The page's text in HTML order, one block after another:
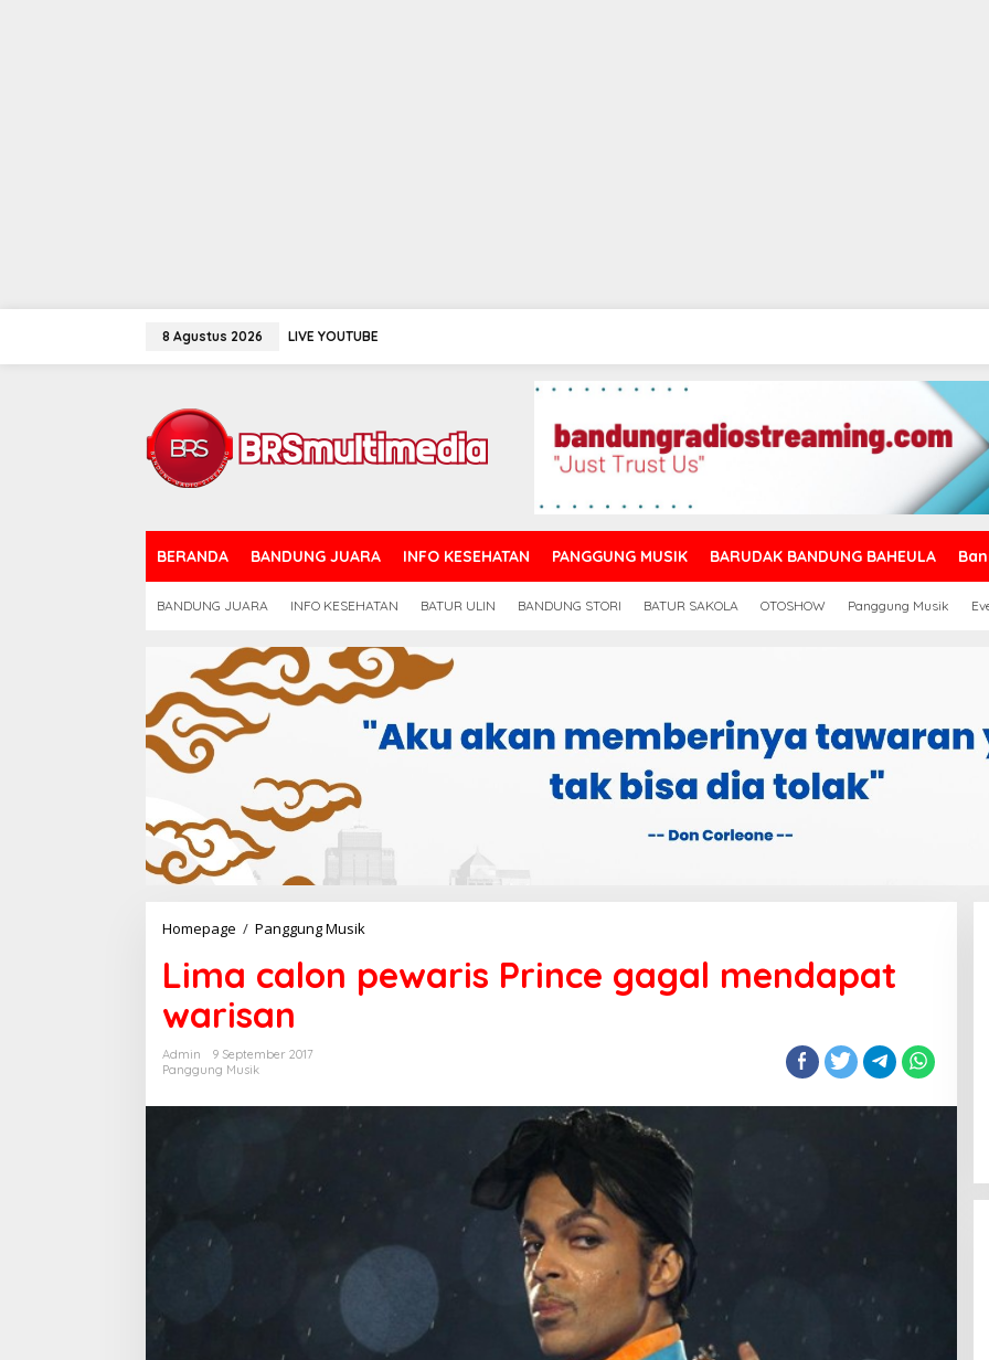
8 Agustus 2026 LIVE YOUTUBE
BERANDA BANDUNG JUARA INFO KESEHATAN PANGGUNG MUSIK BARUDAK BANDUNG BAHEULA
BANDUNG JUARA INFO KESEHATAN BATUR ULIN BANDUNG STORI BATUR SAKOLA OTOSHOW Panggung Musik
Homepage / Panggung Musik
pewaris
Prince
Lima calon pewaris Prince gagal mendapat
warisan
Admin
9 September 2017
Panggung Musik
BI Jabar dan Pemkot Padukan
Buku, Kuliner, Hingga Edukasi
Digital
Bandung Angkatan 77 Dimulai,
Sehat